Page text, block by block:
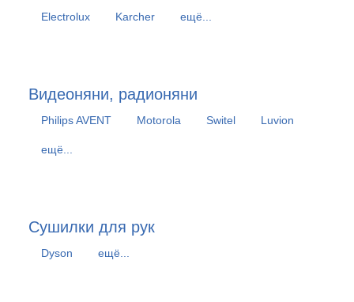
Electrolux Karcher ещё...
Видеоняни, радионяни
Philips AVENT Motorola Switel Luvion
ещё...
Сушилки для рук
Dyson ещё...